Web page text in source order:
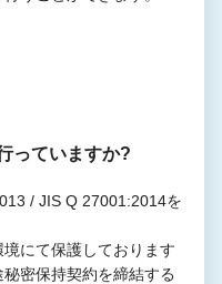
っていますか?
/ JIS Q 27001:2014を
にて保護しております
密保持契約を締結する